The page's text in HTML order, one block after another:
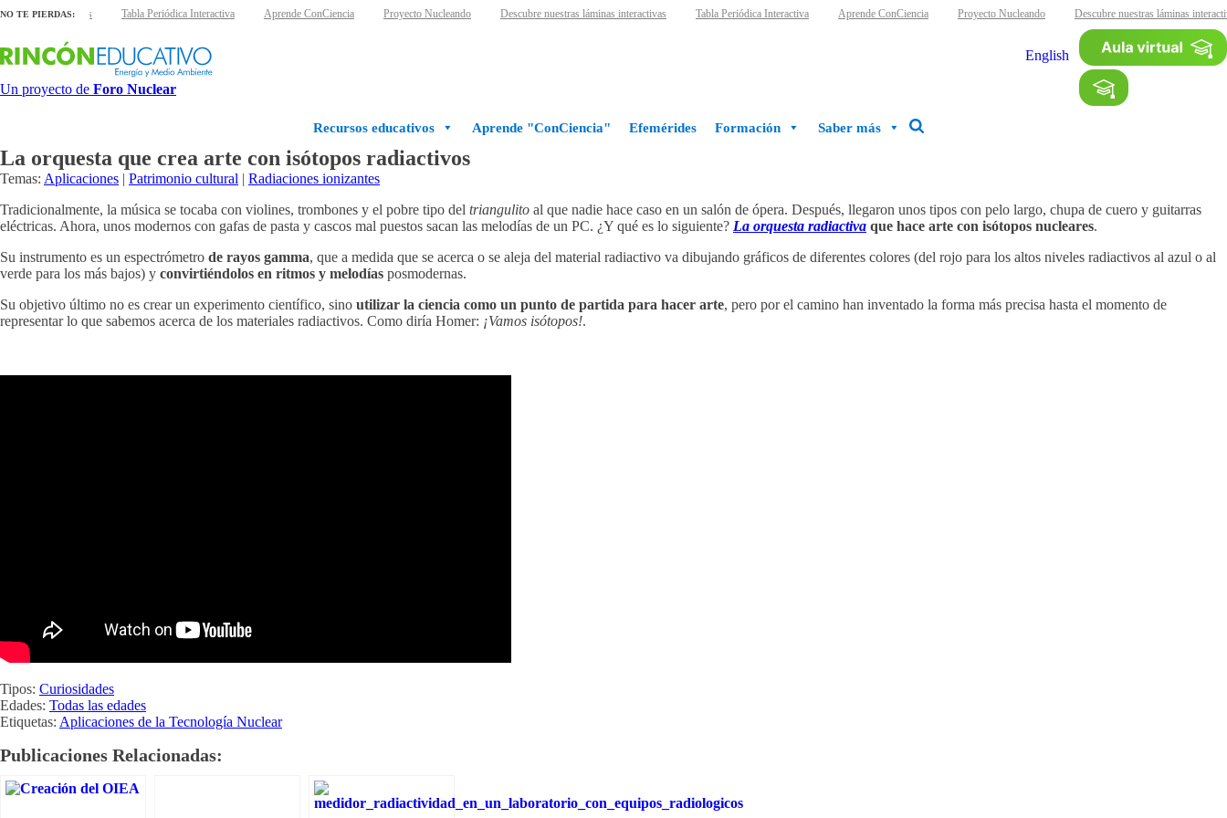
NO TE PIERDAS:
interactivas Tabla Periódica Interactiva Aprende ConCiencia Proyecto Nucleando Descubre nuestras láminas interactivas Tabla Periódica Interactiva Aprende ConCiencia Proyecto Nucleando Descubre nuestras láminas
Un proyecto de Foro Nuclear
English
Recursos educativos Aprende "ConCiencia" Efemérides Formación Saber más
La orquesta que crea arte con isótopos radiactivos
Temas: Aplicaciones | Patrimonio cultural | Radiaciones ionizantes
Tradicionalmente, la música se tocaba con violines, trombones y el pobre tipo del triangulito al que nadie hace caso en un salón de ópera. Después, llegaron unos tipos con pelo largo, chupa de cuero y guitarras
eléctricas. Ahora, unos modernos con gafas de pasta y cascos mal puestos sacan las melodías de un PC. ¿Y qué es lo siguiente? La orquesta radiactiva que hace arte con isótopos nucleares.
Su instrumento es un espectrómetro de rayos gamma, que a medida que se acerca o se aleja del material radiactivo va dibujando gráficos de diferentes colores (del rojo para los altos niveles radiactivos al azul o al
verde para los más bajos) y convirtiéndolos en ritmos y melodías posmodernas.
Su objetivo último no es crear un experimento científico, sino utilizar la ciencia como un punto de partida para hacer arte, pero por el camino han inventado la forma más precisa hasta el momento de
representar lo que sabemos acerca de los materiales radiactivos. Como diría Homer: ¡Vamos isótopos!.
Tipos: Curiosidades
Edades: Todas las edades
Etiquetas: Aplicaciones de la Tecnología Nuclear
Publicaciones Relacionadas: